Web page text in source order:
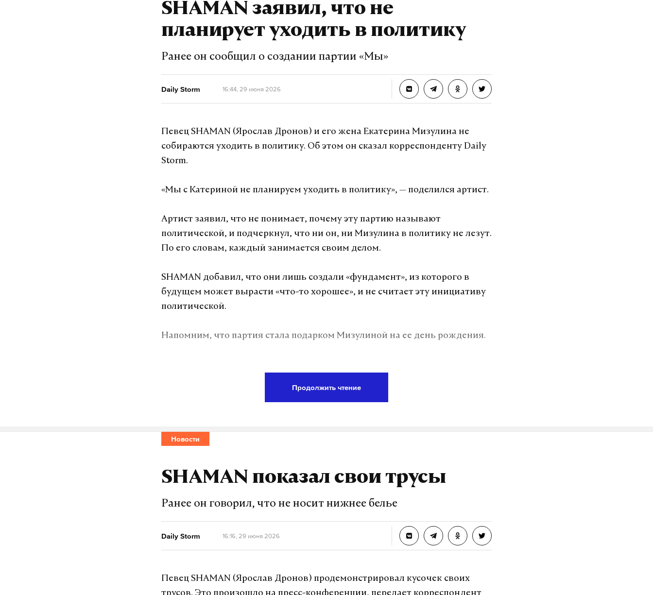
SHAMAN заявил, что не
планирует уходить в политику
Ранее он сообщил о создании партии «Мы»
Daily Storm 16:44, 29 июня 2026
Певец SHAMAN (Ярослав Дронов) и его жена Екатерина Мизулина не
собираются уходить в политику. Об этом он сказал корреспонденту Daily
Storm.
«Мы с Катериной не планируем уходить в политику», — поделился артист.
Артист заявил, что не понимает, почему эту партию называют
политической, и подчеркнул, что ни он, ни Мизулина в политику не лезут.
По его словам, каждый занимается своим делом.
SHAMAN добавил, что они лишь создали «фундамент», из которого в
будущем может вырасти «что-то хорошее», и не считает эту инициативу
политической.
Напомним, что партия стала подарком Мизулиной на ее день рождения.
Подпишитесь на Daily Storm вMAX. Он работает там, где тормозит интернет.
А еще мы есть вTelegram,
Продолжить чтение
Новости
SHAMAN показал свои трусы
Ранее он говорил, что не носит нижнее белье
Daily Storm 16:16, 29 июня 2026
Певец SHAMAN (Ярослав Дронов) продемонстрировал кусочек своих